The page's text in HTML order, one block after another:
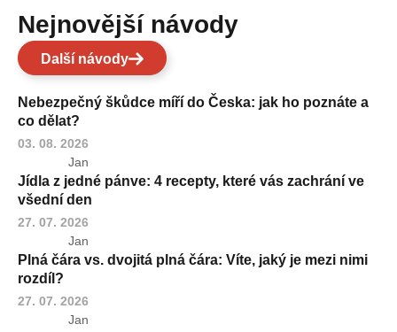
Nejnovější návody
Další návody
Nebezpečný škůdce míří do Česka: jak ho poznáte a
co dělat?
03. 08. 2026
Jan
Jídla z jedné pánve: 4 recepty, které vás zachrání ve
všední den
27. 07. 2026
Jan
Plná čára vs. dvojitá plná čára: Víte, jaký je mezi nimi
rozdíl?
27. 07. 2026
Jan